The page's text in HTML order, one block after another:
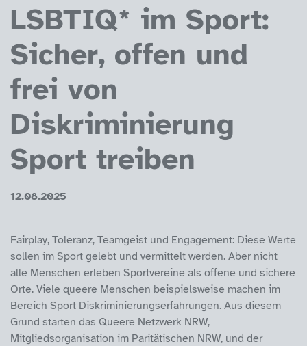
LSBTIQ* im Sport:
Sicher, offen und
frei von
Diskriminierung
Sport treiben
12.08.2025
Fairplay, Toleranz, Teamgeist und Engagement: Diese Werte
sollen im Sport gelebt und vermittelt werden. Aber nicht
alle Menschen erleben Sportvereine als offene und sichere
Orte. Viele queere Menschen beispielsweise machen im
Bereich Sport Diskriminierungserfahrungen. Aus diesem
Grund starten das Queere Netzwerk NRW,
Mitgliedsorganisation im Paritätischen NRW, und der